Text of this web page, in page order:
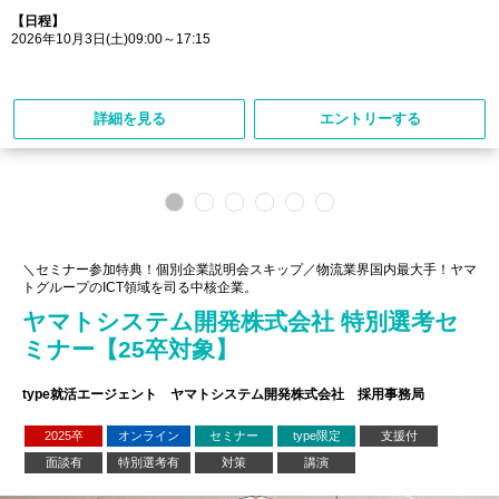
【日程】
2026年10月3日(土)09:00～17:15
詳細を見る エントリーする
＼セミナー参加特典！個別企業説明会スキップ／物流業界国内最大手！ヤマ
トグループのICT領域を司る中核企業。
ヤマトシステム開発株式会社 特別選考セ
ミナー【25卒対象】
type就活エージェント ヤマトシステム開発株式会社 採用事務局
2025卒 オンライン セミナー type限定
支援付
面談有
特別選考有 対策 講演